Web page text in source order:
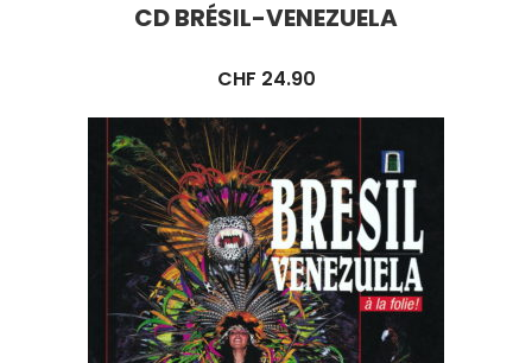
CD BRÉSIL-VENEZUELA
CHF 24.90